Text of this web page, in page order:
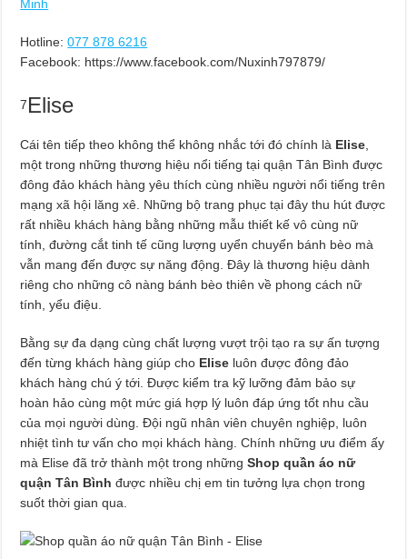
Minh
Hotline: 077 878 6216
Facebook: https://www.facebook.com/Nuxinh797879/
7Elise
Cái tên tiếp theo không thể không nhắc tới đó chính là Elise
một trong những thương hiệu nổi tiếng tại quận Tân Bình được
đông đảo khách hàng yêu thích cùng nhiều người nổi tiếng trên
mạng xã hội lăng xê. Những bộ trang phục tại đây thu hút được
rất nhiều khách hàng bằng những mẫu thiết kế vô cùng nữ
tính, đường cắt tinh tế cũng lượng uyển chuyển bánh bèo mà
vẫn mang đến được sự năng động. Đây là thương hiệu dành
riêng cho những cô nàng bánh bèo thiên về phong cách nữ
tính, yểu điệu.
Bằng sự đa dạng cùng chất lượng vượt trội tạo ra sự ấn tượng
đến từng khách hàng giúp cho Elise luôn được đông đảo
khách hàng chú ý tới. Được kiểm tra kỹ lưỡng đảm bảo sự
hoàn hảo cùng một mức giá hợp lý luôn đáp ứng tốt nhu cầu
của mọi người dùng. Đội ngũ nhân viên chuyên nghiệp, luôn
nhiệt tình tư vấn cho mọi khách hàng. Chính những ưu điểm ấy
mà Elise đã trở thành một trong nhữngShop quần áo nữ
quận Tân Bình được nhiều chị em tin tưởng lựa chọn trong
suốt thời gian qua.